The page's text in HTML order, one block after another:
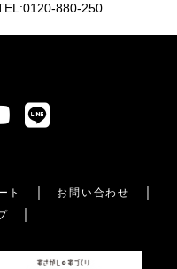
880-250
ト
お問い合わせ